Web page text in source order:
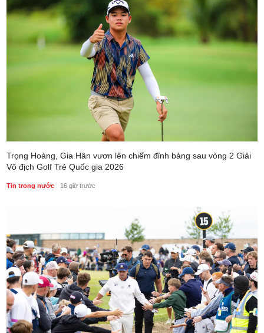
Trọng Hoàng, Gia Hân vươn lên chiếm đỉnh bảng sau vòng 2 Giải
Vô địch Golf Trẻ Quốc gia 2026
Tin trong nước 16 giờ trước